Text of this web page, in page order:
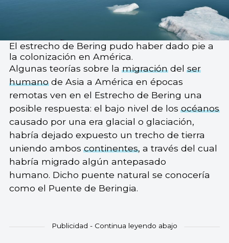
El estrecho de Bering pudo haber dado pie a
la colonización en América.
Algunas teorías sobre lamigracióndelser
humanode Asia a América en épocas
remotas ven en el Estrecho de Bering una
posible respuesta: el bajo nivel de losocéanos
causado por una era glacial o glaciación,
habría dejado expuesto un trecho de tierra
uniendo amboscontinentes, a través del cual
habría migrado algún antepasado
humano. Dicho puente natural se conocería
como el Puente de Beringia.